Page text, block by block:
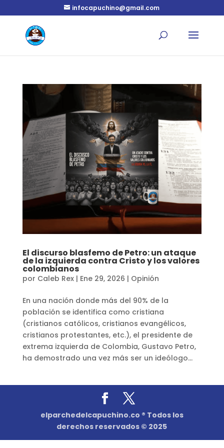
infocapuchino@gmail.com
El discurso blasfemo de Petro: un ataque
de la izquierda contra Cristo y los valores
colombianos
por Caleb Rex| Ene 29, 2026 | Opinión
En una nación donde más del 90% de la
población se identifica como cristiana
(cristianos católicos, cristianos evangélicos,
cristianos protestantes, etc.), el presidente de
extrema izquierda de Colombia, Gustavo Petro,
ha demostrado una vez más ser un ideólogo...
elparchedelcapuchino.co ® Todos los
derechos reservados © 2025